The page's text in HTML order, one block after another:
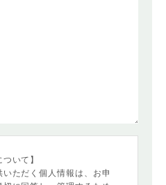
いて】
いただく個人情報は、お申